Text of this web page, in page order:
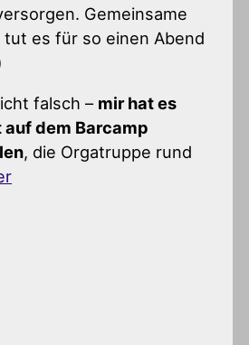
Gemeinsame
es für so einen Abend
falsch – mir hat es
dem Barcamp
, die Orgatruppe rund